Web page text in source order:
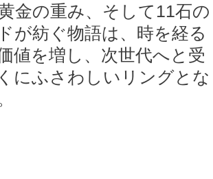
金の重み、そして11石の
が紡ぐ物語は、時を経る
値を増し、次世代へと受
にふさわしいリングとな